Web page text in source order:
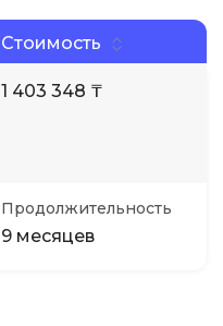
Стоимость
1 403 348 ₸
Продолжительность
9 месяцев